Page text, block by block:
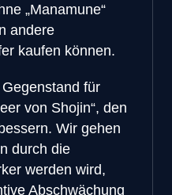
„Manamune“
andere
kaufen können.
für
von Shojin“, den
Wir gehen
durch die
werden wird,
Abschwächung